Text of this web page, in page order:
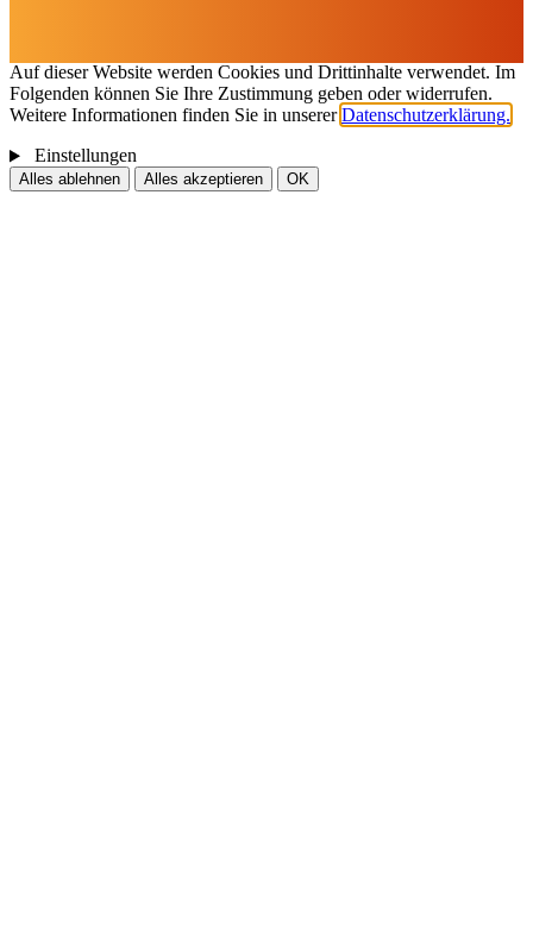
Auf dieser Website werden Cookies und Drittinhalte verwendet. Im
Folgenden können Sie Ihre Zustimmung geben oder widerrufen.
Weitere Informationen finden Sie in unsererDatenschutzerklärung.
Einstellungen
Alles ablehnen Alles akzeptieren OK